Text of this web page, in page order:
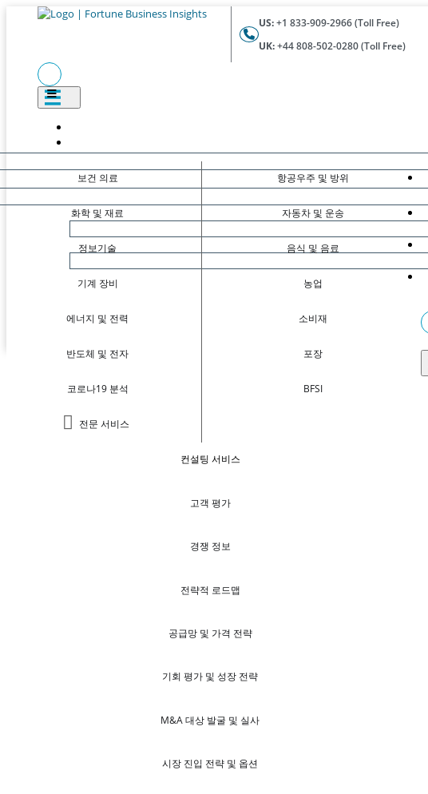
US:+1 833-909-2966 (Toll Free)
UK:+44 808-502-0280 (Toll Free)
보건 의료
화학 및 재료
정보기술
기계 장비
에너지 및 전력
반도체 및 전자
코로나19 분석
전문 서비스
항공우주 및 방위
자동차 및 운송
음식 및 음료
농업
소비재
포장
BFSI
컨설팅 서비스
고객 평가
경쟁 정보
전략적 로드맵
공급망 및 가격 전략
기회 평가 및 성장 전략
M&A 대상 발굴 및 실사
시장 진입 전략 및 옵션